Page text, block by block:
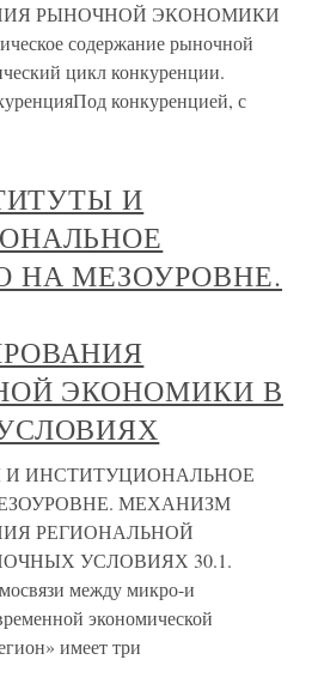
РЫНОЧНОЙ ЭКОНОМИКИ
содержание рыночной
цикл конкуренции.
конкуренцией, с
И
НА МЕЗОУРОВНЕ.
ЭКОНОМИКИ В
И ИНСТИТУЦИОНАЛЬНОЕ
МЕХАНИЗМ
РЕГИОНАЛЬНОЙ
УСЛОВИЯХ 30.1.
между микро-и
экономической
имеет три